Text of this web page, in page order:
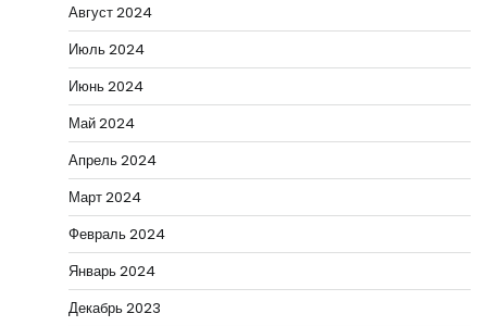
Август 2024
Июль 2024
Июнь 2024
Май 2024
Апрель 2024
Март 2024
Февраль 2024
Январь 2024
Декабрь 2023